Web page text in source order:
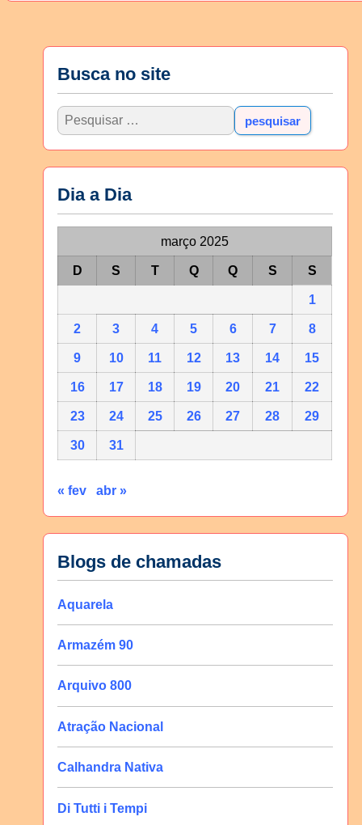
Busca no site
Dia a Dia
março 2025
D S T Q Q S S
1
2 3 4 5 6 7 8
9 10 11 12 13 14 15
16 17 18 19 20 21 22
23 24 25 26 27 28 29
30 31
« fev abr »
Blogs de chamadas
Aquarela
Armazém 90
Arquivo 800
Atração Nacional
Calhandra Nativa
Di Tutti i Tempi